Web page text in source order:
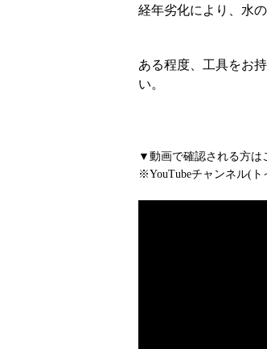
経年劣化により、水
ある程度、工具をお
い。
▼動画で確認される方は
※YouTubeチャンネル(ト